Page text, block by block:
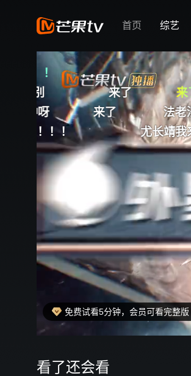
首页 综艺
来了 来看导师了
法老法老法老！！！！！
尤长靖我来啦
聪别
免费试看5分钟，会员可看完整版
看了还会看